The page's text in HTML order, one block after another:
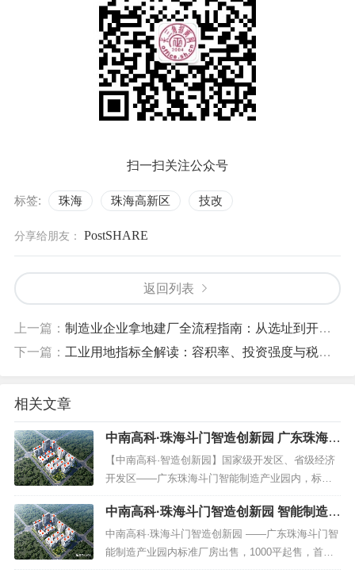
扫一扫关注公众号
标签: 珠海 珠海高新区 技改
分享给朋友： PostSHARE
返回列表
上一篇： 制造业企业拿地建厂全流程指南：从选址到开工的实战攻略
下一篇： 工业用地指标全解读：容积率、投资强度与税收门槛
相关文章
中南高科·珠海斗门智造创新园 广东珠海斗
门智能制造产业园内 标准厂房出售 分层1
000平起 5层10层厂房
【中南高科·智造创新园】国家级开发区、省级经济
开发区——广东珠海斗门智能制造产业园内，标准
厂房出售，1000平起售，首付3成，5F独栋和10F高
层厂房，1小时畅达粤港澳大湾区。考察预约 40001
23021 或 13524678515中南高科·智造创新园是中南
高科首进珠海匠心之作，为斗门智...
中南高科·珠海斗门智造创新园 智能制造产
业园 5层/10层厂房出售 分层1000平起 可
定制厂房
中南高科·珠海斗门智造创新园 ——广东珠海斗门智
能制造产业园内标准厂房出售，1000平起售，首付3
成，5F独栋和10F高层厂房，1小时畅达粤港澳大湾